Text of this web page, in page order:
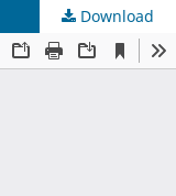
Download